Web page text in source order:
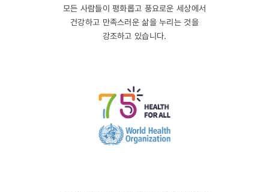
모든 사람들이 평화롭고 풍요로운 세상에서
건강하고 만족스러운 삶을 누리는 것을
강조하고 있습니다.